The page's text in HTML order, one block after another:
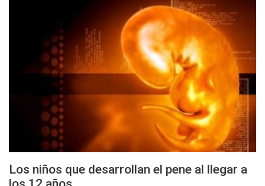
Los niños que desarrollan el pene al llegar a